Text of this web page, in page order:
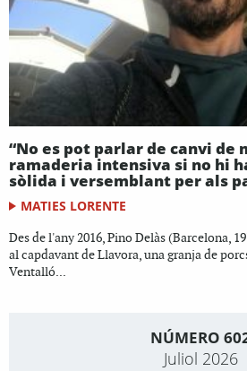
“No es pot parlar de canvi de
ramaderia intensiva si no hi
sòlida i versemblant per als
MATIES LORENTE
Des de l'any 2016, Pino Delàs (Barcelona,
al capdavant de Llavora, una granja de
Ventalló...
NÚMERO
Juliol 2026